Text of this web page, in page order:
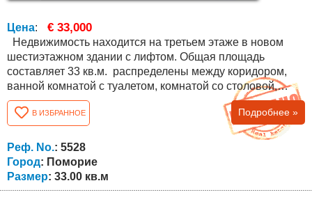
Цена: € 33,000
Недвижимость находится на третьем этаже в новом
шестиэтажном здании с лифтом. Общая площадь
составляет 33 кв.м. распределены между коридором,
ванной комнатой с туалетом, комнатой со столовой,
кухни и спальни. В студии есть освоенная терраса, очень
практичная и функциональная со многими встроенными
шкафами. Нет платы за обслуживание и студия
продается с мебелью. Подходит для сезонного и
круглогодичного проживания, а также для...
В ИЗБРАННОЕ Подробнее »
Реф. No.: 5528
Город: Поморие
Размер: 33.00 кв.м